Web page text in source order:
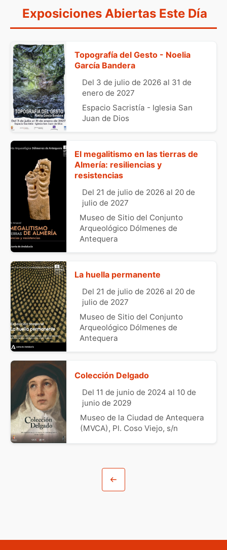
Exposiciones Abiertas Este Día
Topografía del Gesto - Noelia
García Bandera
Del 3 de julio de 2026 al 31 de
enero de 2027
Espacio Sacristía - Iglesia San
Juan de Dios
El megalitismo en las tierras de
Almería: resiliencias y
resistencias
Del 21 de julio de 2026 al 20 de
julio de 2027
Museo de Sitio del Conjunto
Arqueológico Dólmenes de
Antequera
La huella permanente
Del 21 de julio de 2026 al 20 de
julio de 2027
Museo de Sitio del Conjunto
Arqueológico Dólmenes de
Antequera
Colección Delgado
Del 11 de junio de 2024 al 10 de
junio de 2029
Museo de la Ciudad de Antequera
(MVCA), Pl. Coso Viejo, s/n
Volver a la agenda